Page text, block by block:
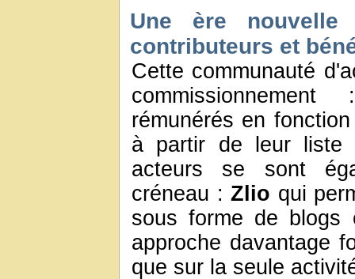
Une ère
contributeurs et
Cette communauté
rémunérés en
à partir de leur liste
acteurs se sont
créneau :Zlio qui
sous forme de
approche davantage
que sur la seule